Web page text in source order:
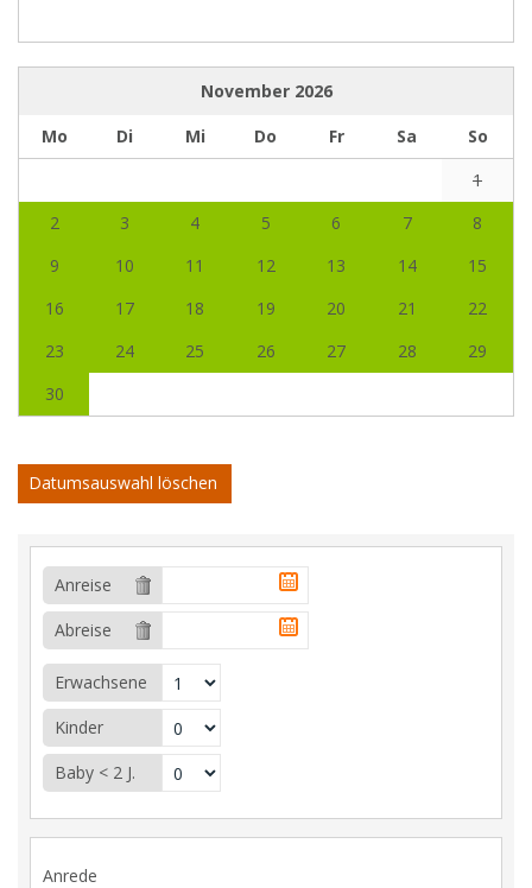
November 2026
Mo
Di Mi Do Fr Sa
So
1
2
3 4 5 6 7
8
9
10 11 12 13 14
15
16
17 18 19 20 21
22
23
24 25 26 27 28
29
30
Datumsauswahl löschen
Anreise
Abreise
Erwachsene
Kinder
Baby < 2 J.
Anrede